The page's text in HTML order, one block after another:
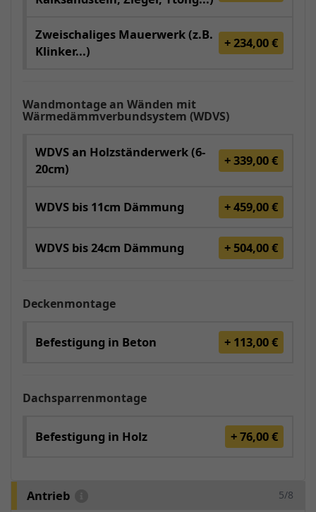
Zweischaliges Mauerwerk (z.B.
Klinker...)
+ 234,00 €
Wandmontage an Wänden mit
Wärmedämmverbundsystem (WDVS)
WDVS an Holzständerwerk (6-
20cm)
+ 339,00 €
WDVS bis 11cm Dämmung + 459,00 €
WDVS bis 24cm Dämmung + 504,00 €
Deckenmontage
Befestigung in Beton + 113,00 €
Dachsparrenmontage
Befestigung in Holz + 76,00 €
Antrieb 5/8